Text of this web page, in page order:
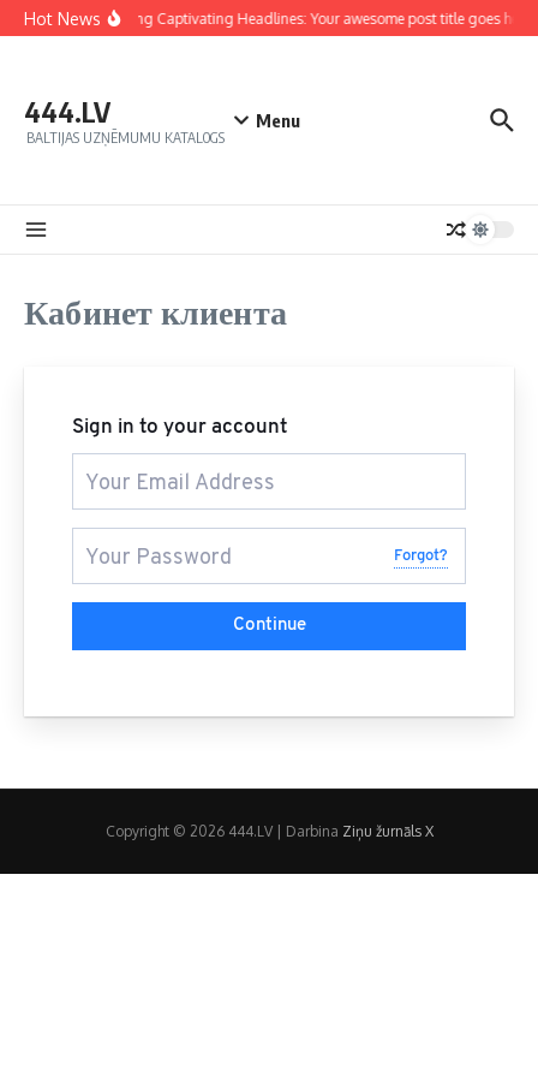
Hot NewsCrafting Captivating Headlines: Your awesome post title goes here
444.LV
BALTIJAS UZŅĒMUMU KATALOGS
Menu
Кабинет клиента
Sign in to your account
Forgot?
Continue
Copyright © 2026 444.LV | Darbina Ziņu žurnāls X